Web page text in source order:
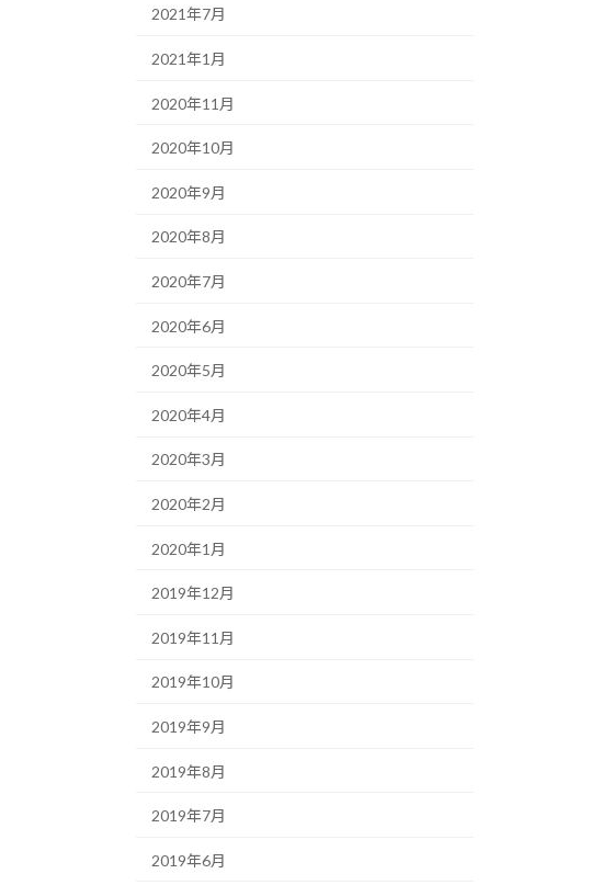
2021年7月
2021年1月
2020年11月
2020年10月
2020年9月
2020年8月
2020年7月
2020年6月
2020年5月
2020年4月
2020年3月
2020年2月
2020年1月
2019年12月
2019年11月
2019年10月
2019年9月
2019年8月
2019年7月
2019年6月